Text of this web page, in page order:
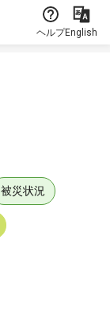
ヘルプEnglish
被災状況